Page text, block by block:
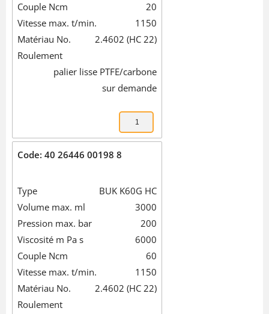
Couple Ncm
20
Vitesse max. t/min.
1150
Matériau No.
2.4602 (HC 22)
Roulement
palier lisse PTFE/carbone
sur demande
Code: 40 26446 00198 8
Type
BUK K60G HC
Volume max. ml
3000
Pression max. bar
200
Viscosité m Pa s
6000
Couple Ncm
60
Vitesse max. t/min.
1150
Matériau No.
2.4602 (HC 22)
Roulement